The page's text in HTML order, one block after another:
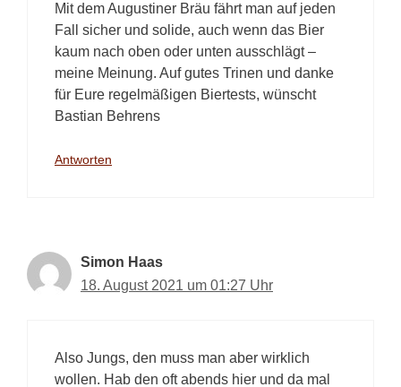
Mit dem Augustiner Bräu fährt man auf jeden
Fall sicher und solide, auch wenn das Bier
kaum nach oben oder unten ausschlägt –
meine Meinung. Auf gutes Trinen und danke
für Eure regelmäßigen Biertests, wünscht
Bastian Behrens
Antworten
Simon Haas
18. August 2021 um 01:27 Uhr
Also Jungs, den muss man aber wirklich
wollen. Hab den oft abends hier und da mal